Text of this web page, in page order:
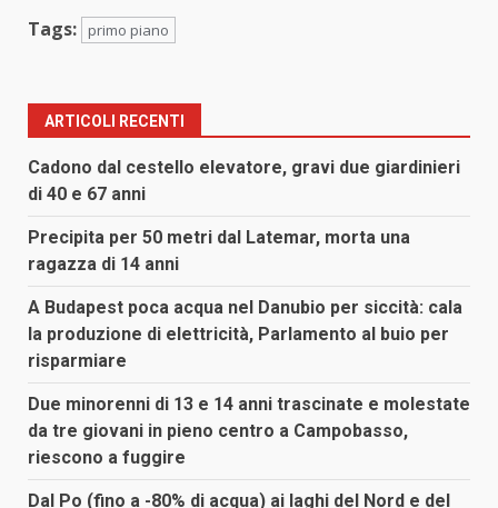
Tags: primo piano
ARTICOLI RECENTI
Cadono dal cestello elevatore, gravi due giardinieri
di 40 e 67 anni
Precipita per 50 metri dal Latemar, morta una
ragazza di 14 anni
A Budapest poca acqua nel Danubio per siccità: cala
la produzione di elettricità, Parlamento al buio per
risparmiare
Due minorenni di 13 e 14 anni trascinate e molestate
da tre giovani in pieno centro a Campobasso,
riescono a fuggire
Dal Po (fino a -80% di acqua) ai laghi del Nord e del